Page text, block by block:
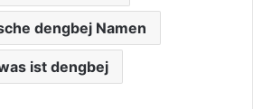
dengbej Namen
ist dengbej